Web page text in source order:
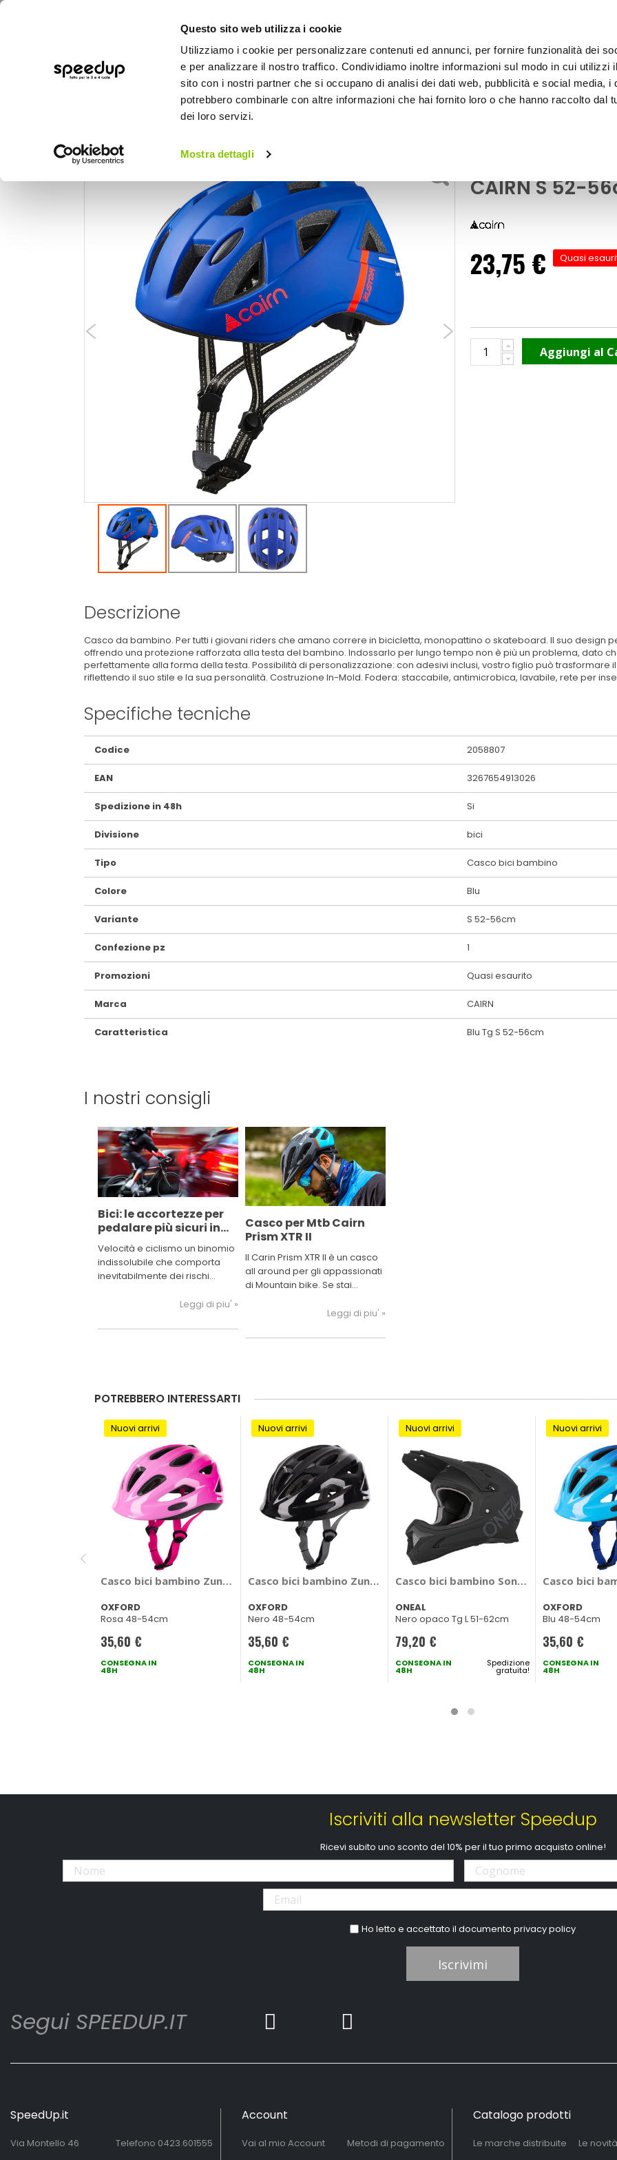
Questo sito web utilizza i cookie
Utilizziamo i cookie per personalizzare contenuti ed annunci, per fornire funzionalità dei
e per analizzare il nostro traffico. Condividiamo inoltre informazioni sul modo in cui utilizzi
sito con i nostri partner che si occupano di analisi dei dati web, pubblicità e social media, i
potrebbero combinarle con altre informazioni che hai fornito loro o che hanno raccolto dal
dei loro servizi.
Mostra dettagli
BICI OUTDOOR
Home
CAIRN S 52-
23,75 € Quasi
Aggiungi al
Descrizione
Casco da bambino. Per tutti i giovani riders che amano correre in bicicletta, monopattino o skateboard. Il suo design
offrendo una protezione rafforzata alla testa del bambino. Indossarlo per lungo tempo non è più un problema, dato
perfettamente alla forma della testa. Possibilità di personalizzazione: con adesivi inclusi, vostro figlio può trasformare
riflettendo il suo stile e la sua personalità. Costruzione In-Mold. Fodera: staccabile, antimicrobica, lavabile, rete per
Specifiche tecniche
Maggiori
Informazioni
Codice 2058807
EAN 3267654913026
Spedizione in 48h Si
Divisione bici
Tipo Casco bici bambino
Colore Blu
Variante S 52-56cm
Confezione pz 1
Promozioni Quasi esaurito
Marca CAIRN
Caratteristica Blu Tg S 52-56cm
I nostri consigli
Bici: le accortezze per
pedalare più sicuri in
strada
Velocità e ciclismo un binomio
indissolubile che comporta
inevitabilmente dei rischi
tecnologia ci viene incontro e
accorgimenti possiamo
Leggi di piu' »
Casco per Mtb Cairn
Prism XTR II
Il Carin Prism XTR II è un casco
all around per gli appassionati
di Mountain bike. Se stai
sentieri in fuori strada, il Prism
Leggi di piu' »
POTREBBERO INTERESSARTI
Nuovi arrivi
Casco bici bambino Zuno junior - OXFORD
OXFORD
Rosa 48-54cm
35,60 €
CONSEGNA IN
48H
Nuovi arrivi
Casco bici bambino Zuno junior - OXFORD
OXFORD
Nero 48-54cm
35,60 €
CONSEGNA IN
48H
Nuovi arrivi
Casco bici bambino Sonus - ONEAL
ONEAL
Nero opaco Tg L 51-62cm
79,20 €
CONSEGNA IN
48H
Spedizione
gratuita!
Nuovi arrivi
Casco bici
OXFORD
Blu 48-54cm
35,60 €
CONSEGNA IN
48H
Iscriviti alla newsletter Speedup
Ricevi subito uno sconto del 10% per il tuo primo acquisto online!
Ho letto e accettato il documentoprivacy policy
Iscrivimi
Segui SPEEDUP.IT
SpeedUp.it
Via Montello 46
Telefono 0423.601555
Account
Vai al mio Account
Metodi di pagamento
Catalogo prodotti
Le marche distribuite
Le